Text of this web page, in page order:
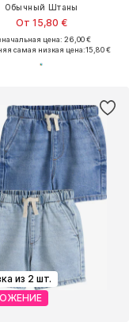
Обычный Штаны
От 15,80 €
цена: 26,00 €
самая низкая цена:15,80 €
из 2 шт.